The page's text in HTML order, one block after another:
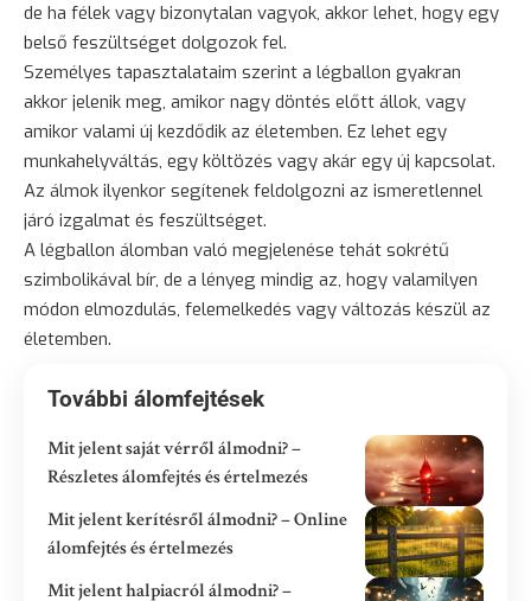
de ha félek vagy bizonytalan vagyok, akkor lehet, hogy egy
belső feszültséget dolgozok fel.
Személyes tapasztalataim szerint a légballon gyakran
akkor jelenik meg, amikor nagy döntés előtt állok, vagy
amikor valami új kezdődik az életemben. Ez lehet egy
munkahelyváltás, egy költözés vagy akár egy új kapcsolat.
Az álmok ilyenkor segítenek feldolgozni az ismeretlennel
járó izgalmat és feszültséget.
A légballon álomban való megjelenése tehát sokrétű
szimbolikával bír, de a lényeg mindig az, hogy valamilyen
módon elmozdulás, felemelkedés vagy változás készül az
életemben.
További álomfejtések
Mit jelent saját vérről álmodni? –
Részletes álomfejtés és értelmezés
Mit jelent kerítésről álmodni? – Online
álomfejtés és értelmezés
Mit jelent halpiacról álmodni? –